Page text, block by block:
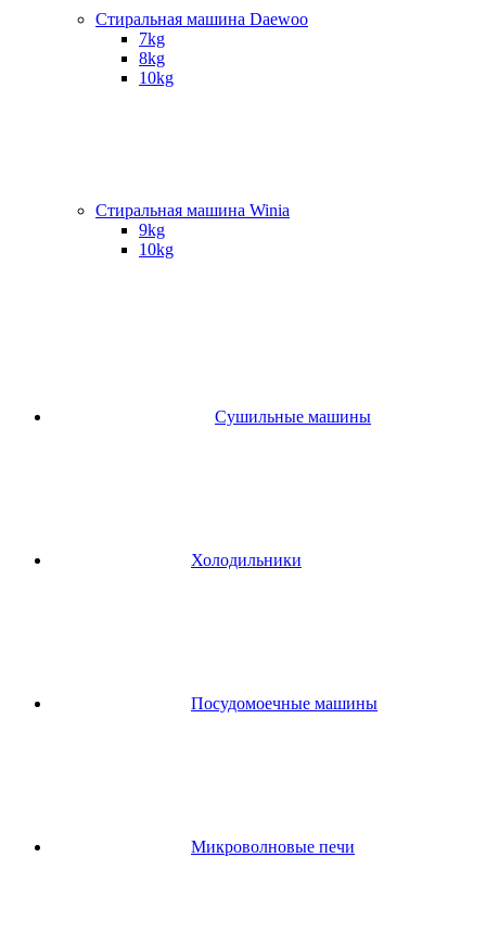
Стиральная машина Daewoo
7kg
8kg
10kg
Стиральная машина Winia
9kg
10kg
Сушильные машины
Холодильники
Посудомоечные машины
Микроволновые печи